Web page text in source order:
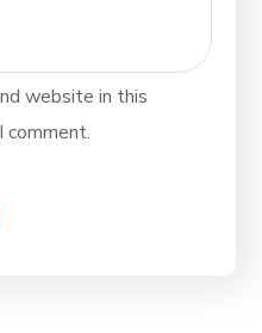
website in this